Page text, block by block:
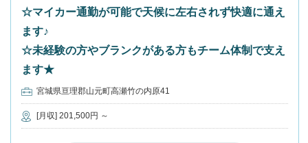
☆マイカー通勤が可能で天候に左右されず快適に通え
ます♪
☆未経験の方やブランクがある方もチーム体制で支え
ます★
宮城県亘理郡山元町高瀬竹の内原41
[月収] 201,500円 ～